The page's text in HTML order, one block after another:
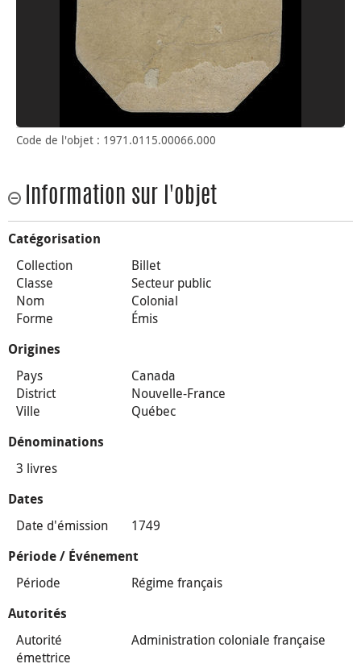
Code de l'objet : 1971.0115.00066.000
Information sur l'objet
Catégorisation
Collection
Billet
Classe
Secteur public
Nom
Colonial
Forme
Émis
Origines
Pays
Canada
District
Nouvelle-France
Ville
Québec
Dénominations
3 livres
Dates
Date d'émission 1749
Période / Événement
Période Régime français
Autorités
Autorité
émettrice
Administration coloniale française